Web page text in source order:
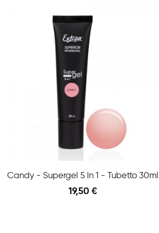
Candy - Supergel 5 In 1 - Tubetto 30ml
19,50 €